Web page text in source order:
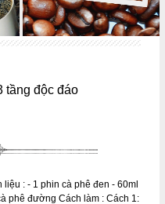
tầng độc đáo
: - 1 phin cà phê đen - 60ml
phê đường Cách làm : Cách 1: